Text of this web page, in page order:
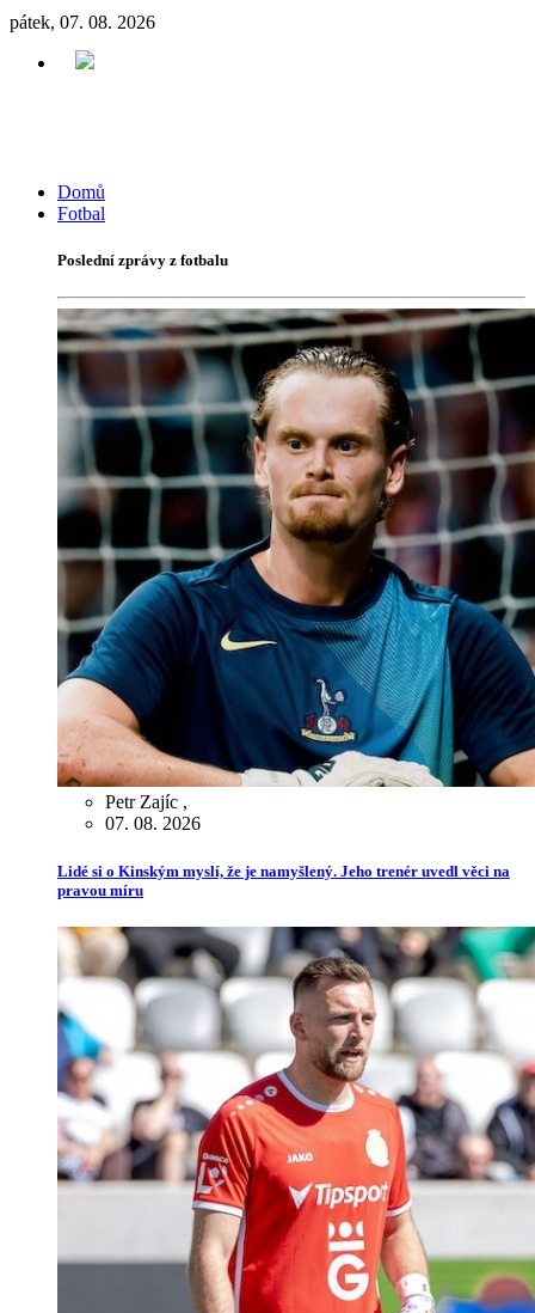
pátek, 07. 08. 2026
Domů
Fotbal
Poslední zprávy z fotbalu
Petr Zajíc ,
07. 08. 2026
Lidé si o Kinským myslí, že je namyšlený. Jeho trenér uvedl věci na
pravou míru